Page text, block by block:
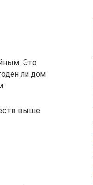
Это
ли дом
выше